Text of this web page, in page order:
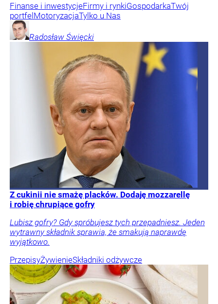
Finanse i inwestycjeFirmy i rynkiGospodarkaTwój
portfel MotoryzacjaTylko u Nas
Radosław Święcki
Z cukinii nie smażę placków. Dodaję mozzarellę
i robię chrupiące gofry
Lubisz gofry? Gdy spróbujesz tych przepadniesz. Jeden
wytrawny składnik sprawia, że smakują naprawdę
wyjątkowo.
PrzepisyŻywienieSkładniki odżywcze